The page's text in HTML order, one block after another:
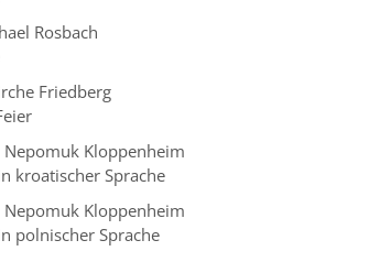
Rosbach
Friedberg
Nepomuk Kloppenheim
kroatischer Sprache
Nepomuk Kloppenheim
polnischer Sprache